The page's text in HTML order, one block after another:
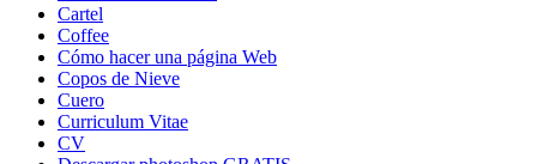
Cartel
Coffee
Cómo hacer una página Web
Copos de Nieve
Cuero
Curriculum Vitae
CV